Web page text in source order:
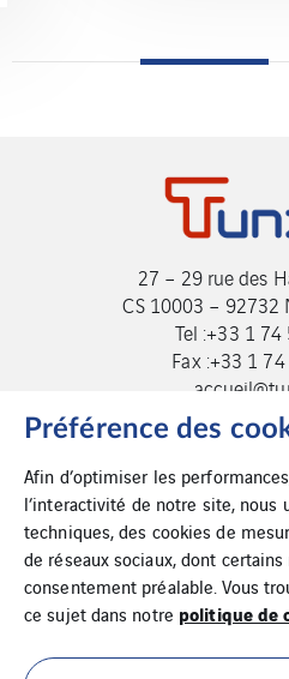
27 – 29 rue des
CS 10003 – 92732
Tel :+33 1
Fax :+33 1
Préférence des
Afin d’optimiser les
l’interactivité de notre site, nous
techniques, des cookies de
de réseaux sociaux, dont
consentement préalable. Vous
ce sujet dans notre politique de